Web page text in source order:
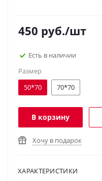
450 руб./шт
Есть в наличии
Размер
50*70
70*70
В корзину
Хочу в подарок
ХАРАКТЕРИСТИКИ